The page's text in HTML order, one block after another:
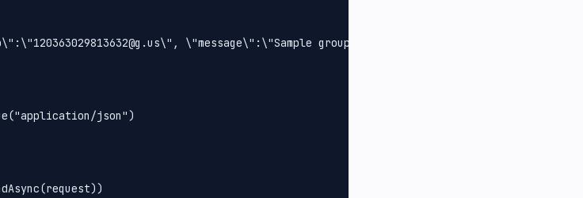
\"message\":\"Sample group message\"}")
json")